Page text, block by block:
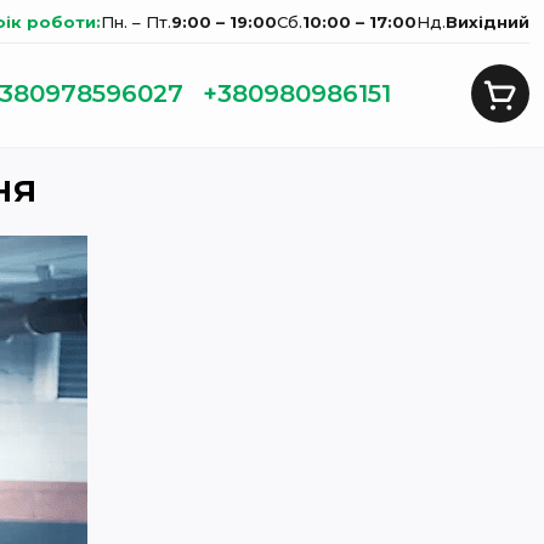
роботи:Пн. – Пт.9:00 – 19:00Сб.10:00 – 17:00Нд.Вихідний
+380980986151